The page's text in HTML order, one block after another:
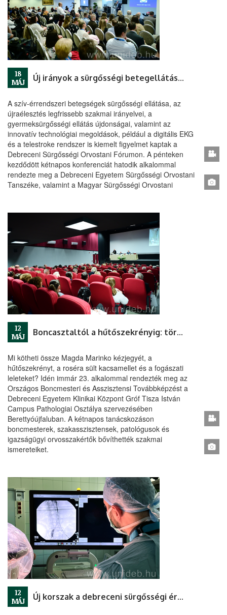
18
MÁJ
Új irányok a sürgősségi betegellátásban: országos szakmai fórum Debrecenben
A szív-érrendszeri betegségek sürgősségi ellátása, az
újraélesztés legfrissebb szakmai irányelvei, a
gyermeksürgősségi ellátás újdonságai, valamint az
innovatív technológiai megoldások, például a digitális EKG
és a telestroke rendszer is kiemelt figyelmet kaptak a
Debreceni Sürgősségi Orvostani Fórumon. A pénteken
kezdődött kétnapos konferenciát hatodik alkalommal
rendezte meg a Debreceni Egyetem Sürgősségi Orvostani
Tanszéke, valamint a Magyar Sürgősségi Orvostani
12
MÁJ
Boncasztaltól a hűtőszekrényig: történetek az OBAT-továbbképzésről
Mi kötheti össze Magda Marinko kézjegyét, a
hűtőszekrényt, a roséra sült kacsamellet és a fogászati
leleteket? Idén immár 23. alkalommal rendezték meg az
Országos Boncmesteri és Asszisztensi Továbbképzést a
Debreceni Egyetem Klinikai Központ Gróf Tisza István
Campus Pathologiai Osztálya szervezésében
Berettyóújfaluban. A kétnapos tanácskozáson
boncmesterek, szakasszisztensek, patológusok és
igazságügyi orvosszakértők bővíthették szakmai
ismereteiket.
12
MÁJ
Új korszak a debreceni sürgősségi érsebészeti ellátásban